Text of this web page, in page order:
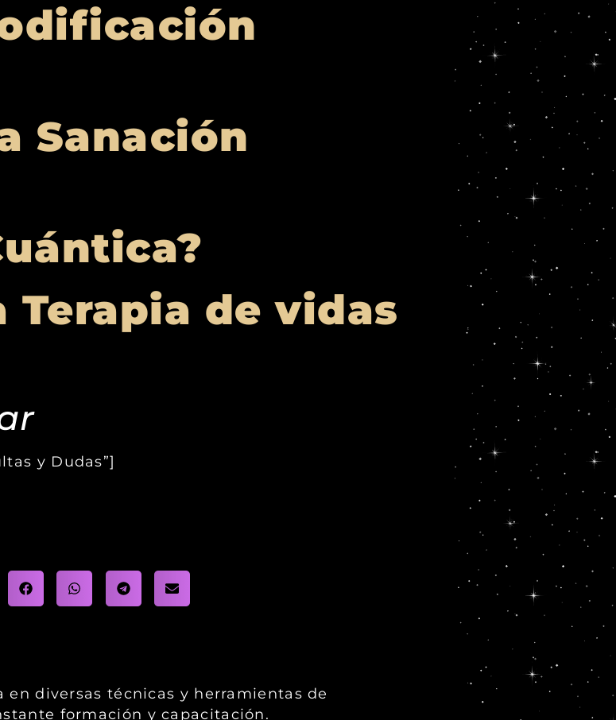
Sanación
Terapia de vidas
y Dudas”]
diversas técnicas y herramientas de
formación y capacitación.